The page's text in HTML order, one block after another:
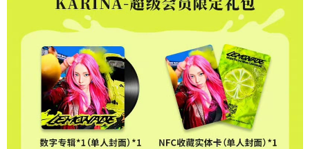
購買商品的店家。未經商家同意取消之訂單仍視為有效，需透過AFTEE先享
後付繳納相關費用。
※ 交易是否成功請以「AFTEE先享後付 」之結帳頁面顯示為準，若有關於
是否繳費成功／繳費後需取消欲退款等相關疑問，請聯繫「AFTEE先享後付
客戶支援中心」https://netprotections.freshdesk.com/support/home
【注意事項】
１．透過由恩沛科技股份有限公司提供之「AFTEE先享後付」服務完成之交
易，需依本服務之必要範圍內提供個人資料，並將交易相關給付款項請求債
權轉讓予恩沛科技股份有限公司。
２．關於個人資料處理事宜，請瀏覽以下網址：
https://aftee.tw/terms/#terms3
每筆NT$60，滿NT$1,599(含以上)免運費
付款後7-11取貨
每筆NT$60，滿NT$1,599(含以上)免運費
新竹貨運
每筆NT$90
宅配 (離島)
每筆NT$200